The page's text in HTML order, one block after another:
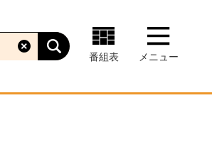
番組表 メニュー